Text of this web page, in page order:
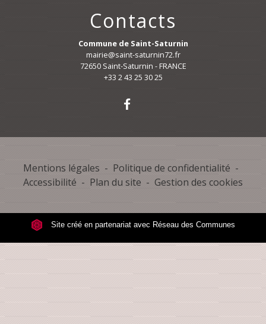
Contacts
Commune de Saint-Saturnin
mairie@saint-saturnin72.fr
72650 Saint-Saturnin - FRANCE
+33 2 43 25 30 25
Mentions légales - Politique de confidentialité -
Accessibilité - Plan du site - Gestion des cookies
Site créé en partenariat avec Réseau des Communes